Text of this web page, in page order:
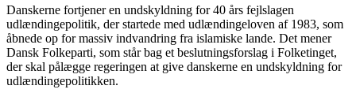
Danskerne fortjener en undskyldning for 40 års fejlslagen
udlændingepolitik, der startede med udlændingeloven af 1983, som
åbnede op for massiv indvandring fra islamiske lande. Det mener
Dansk Folkeparti, som står bag et beslutningsforslag i Folketinget,
der skal pålægge regeringen at give danskerne en undskyldning for
udlændingepolitikken.